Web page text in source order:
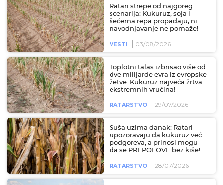
Ratari strepe od najgoreg
scenarija: Kukuruz, soja i
šećerna repa propadaju, ni
navodnjavanje ne pomaže!
VESTI 03/08/2026
Toplotni talas izbrisao više od
dve milijarde evra iz evropske
žetve: Kukuruz najveća žrtva
ekstremnih vrućina!
RATARSTVO 29/07/2026
Suša uzima danak: Ratari
upozoravaju da kukuruz već
podgoreva, a prinosi mogu
da se PREPOLOVE bez kiše!
RATARSTVO 28/07/2026